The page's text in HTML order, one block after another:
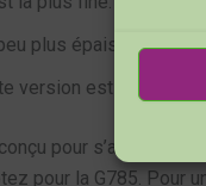
plus épaisse,
version est plus
pour s’adapter
pour la G785. Pour